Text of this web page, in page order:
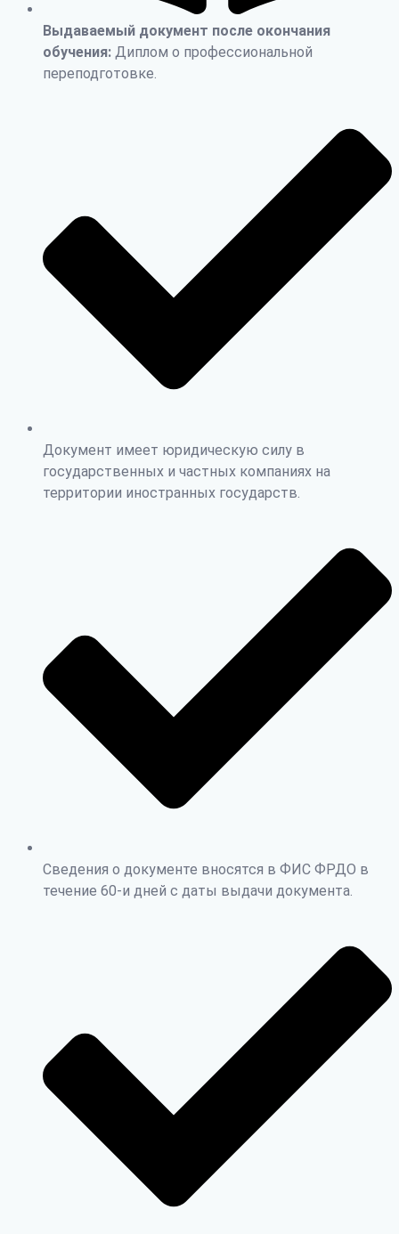
Выдаваемый документ после окончания
обучения: Диплом о профессиональной
переподготовке.
Документ имеет юридическую силу в
государственных и частных компаниях на
территории иностранных государств.
Сведения о документе вносятся в ФИС ФРДО в
течение 60-и дней с даты выдачи документа.